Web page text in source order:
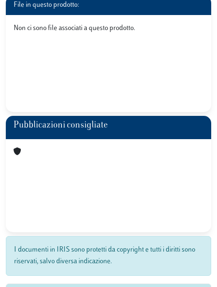
File in questo prodotto:
Non ci sono file associati a questo prodotto.
Pubblicazioni consigliate
I documenti in IRIS sono protetti da copyright e tutti i diritti sono
riservati, salvo diversa indicazione.